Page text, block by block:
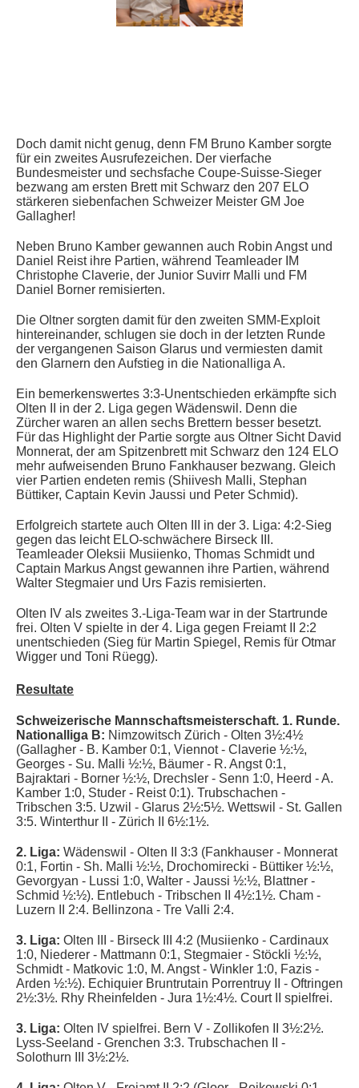
Doch damit nicht genug, denn FM Bruno Kamber sorgte
für ein zweites Ausrufezeichen. Der vierfache
Bundesmeister und sechsfache Coupe-Suisse-Sieger
bezwang am ersten Brett mit Schwarz den 207 ELO
stärkeren siebenfachen Schweizer Meister GM Joe
Gallagher!
Neben Bruno Kamber gewannen auch Robin Angst und
Daniel Reist ihre Partien, während Teamleader IM
Christophe Claverie, der Junior Suvirr Malli und FM
Daniel Borner remisierten.
Die Oltner sorgten damit für den zweiten SMM-Exploit
hintereinander, schlugen sie doch in der letzten Runde
der vergangenen Saison Glarus und vermiesten damit
den Glarnern den Aufstieg in die Nationalliga A.
Ein bemerkenswertes 3:3-Unentschieden erkämpfte sich
Olten II in der 2. Liga gegen Wädenswil. Denn die
Zürcher waren an allen sechs Brettern besser besetzt.
Für das Highlight der Partie sorgte aus Oltner Sicht David
Monnerat, der am Spitzenbrett mit Schwarz den 124 ELO
mehr aufweisenden Bruno Fankhauser bezwang. Gleich
vier Partien endeten remis (Shiivesh Malli, Stephan
Büttiker, Captain Kevin Jaussi und Peter Schmid).
Erfolgreich startete auch Olten III in der 3. Liga: 4:2-Sieg
gegen das leicht ELO-schwächere Birseck III.
Teamleader Oleksii Musiienko, Thomas Schmidt und
Captain Markus Angst gewannen ihre Partien, während
Walter Stegmaier und Urs Fazis remisierten.
Olten IV als zweites 3.-Liga-Team war in der Startrunde
frei. Olten V spielte in der 4. Liga gegen Freiamt II 2:2
unentschieden (Sieg für Martin Spiegel, Remis für Otmar
Wigger und Toni Rüegg).
Resultate
Schweizerische Mannschaftsmeisterschaft. 1. Runde.
Nationalliga B: Nimzowitsch Zürich - Olten 3½:4½
(Gallagher - B. Kamber 0:1, Viennot - Claverie ½:½,
Georges - Su. Malli ½:½, Bäumer - R. Angst 0:1,
Bajraktari - Borner ½:½, Drechsler - Senn 1:0, Heerd - A.
Kamber 1:0, Studer - Reist 0:1). Trubschachen -
Tribschen 3:5. Uzwil - Glarus 2½:5½. Wettswil - St. Gallen
3:5. Winterthur II - Zürich II 6½:1½.
2. Liga: Wädenswil - Olten II 3:3 (Fankhauser - Monnerat
0:1, Fortin - Sh. Malli ½:½, Drochomirecki - Büttiker ½:½,
Gevorgyan - Lussi 1:0, Walter - Jaussi ½:½, Blattner -
Schmid ½:½). Entlebuch - Tribschen II 4½:1½. Cham -
Luzern II 2:4. Bellinzona - Tre Valli 2:4.
3. Liga: Olten III - Birseck III 4:2 (Musiienko - Cardinaux
1:0, Niederer - Mattmann 0:1, Stegmaier - Stöckli ½:½,
Schmidt - Matkovic 1:0, M. Angst - Winkler 1:0, Fazis -
Arden ½:½). Echiquier Bruntrutain Porrentruy II - Oftringen
2½:3½. Rhy Rheinfelden - Jura 1½:4½. Court II spielfrei.
3. Liga: Olten IV spielfrei. Bern V - Zollikofen II 3½:2½.
Lyss-Seeland - Grenchen 3:3. Trubschachen II -
Solothurn III 3½:2½.